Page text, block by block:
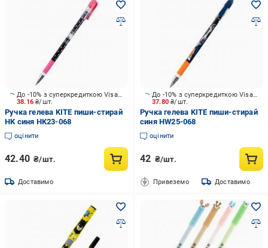
38.16₴/шт.
До -10% з суперкредиткою Visa Вигода
Ручка гелева KITE пиши-стирай
HK синя HK23-068
оцінити
42.40 ₴/шт.
Доставимо
37.80₴/шт.
До -10% з суперкредиткою Visa Вигода
Ручка гелева KITE пиши-стирай
синя HW25-068
оцінити
42 ₴/шт.
Привеземо Доставимо